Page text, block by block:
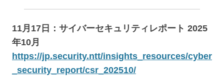
11月17日：サイバーセキュリティレポート 2025
年10月
https://jp.security.ntt/insights_resources/cyber
_security_report/csr_202510/